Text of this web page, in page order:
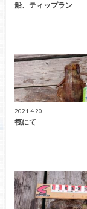
船、ティップラン
2021.4.20
筏にて